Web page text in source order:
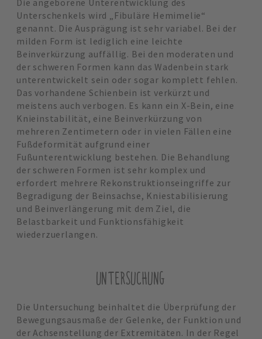
Die angeborene Unterentwicklung des
Unterschenkels wird „Fibuläre Hemimelie“
genannt. Die Ausprägung ist sehr variabel. Bei der
milden Form ist lediglich eine leichte
Beinverkürzung auffällig. Bei den moderaten und
der schweren Formen kann das Wadenbein stark
unterentwickelt sein oder sogar komplett fehlen.
Das vorhandene Schienbein ist verkürzt und
meistens auch verbogen. Es kann ein X-Bein, eine
Knieinstabilität, eine Beinverkürzung von
mehreren Zentimetern oder in vielen Fällen eine
Fußdeformität aufgrund einer
Fußunterentwicklung bestehen. Die Behandlung
der schweren Formen ist sehr komplex und
erfordert mehrere Rekonstruktionseingriffe zur
Begradigung der Beinsachse, Kniestabilisierung
und Beinverlängerung mit dem Ziel, die
Belastbarkeit und Funktionsfähigkeit
wiederzuerlangen.
UNTERSUCHUNG
Die Untersuchung beinhaltet die Überprüfung der
Bewegungsausmaße der Gelenke, der Funktion und
der Achsenstellung der Extremitäten. In der Regel